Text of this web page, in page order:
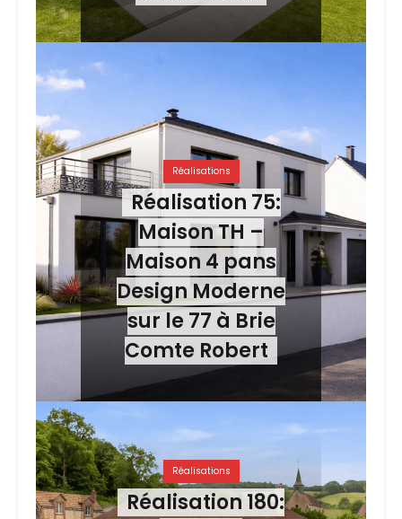
Réalisations
Réalisation 75:
Maison TH –
Maison 4 pans
Design Moderne
sur le 77 à Brie
Comte Robert
Réalisations
Réalisation 180: